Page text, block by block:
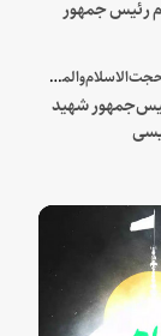
رئیس جمهور
در جمع خانواده و نزدیکان شهید حجت‌الاسلام‌والمسلمین رئیسی:
شهید